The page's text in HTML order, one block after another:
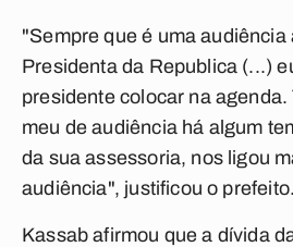
"Sempre que é uma audiência
Presidenta da Republica (...)
presidente colocar na
meu de audiência há algum
da sua assessoria, nos ligou
audiência", justificou o prefeito.
Kassab afirmou que a dívida